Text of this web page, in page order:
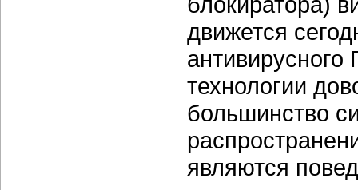
движется
технологии
большинство
являются